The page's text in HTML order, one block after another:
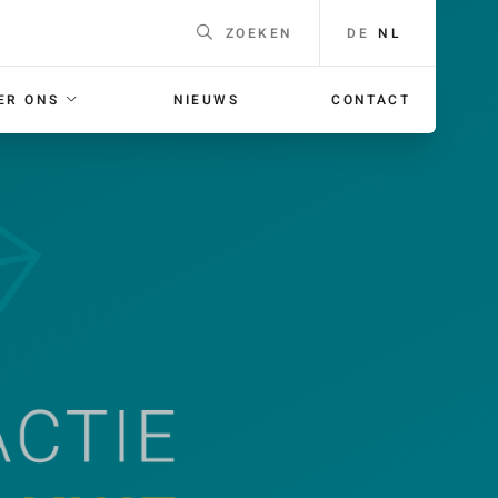
met
Telefoonnummer
ZOEKEN DE NL
ONS NIEUWS CONTACT